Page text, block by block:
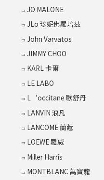
JO MALONE
JLo 珍妮佛羅培茲
John Varvatos
JIMMY CHOO
KARL 卡爾
LE LABO
L‘occitane 歐舒丹
LANVIN 浪凡
LANCOME 蘭蔻
LOEWE 羅威
Miller Harris
MONTBLANC 萬寶龍